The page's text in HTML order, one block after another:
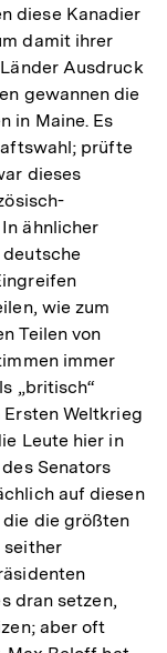
diese Kanadier
damit ihrer
Ausdruck
gewannen die
in Maine. Es
prüfte
dieses
ähnlicher
wie zum
Teilen von
immer
„britisch“
Weltkrieg
Leute hier in
Senators
auf diesen
die größten
seither
dran setzen,
aber oft